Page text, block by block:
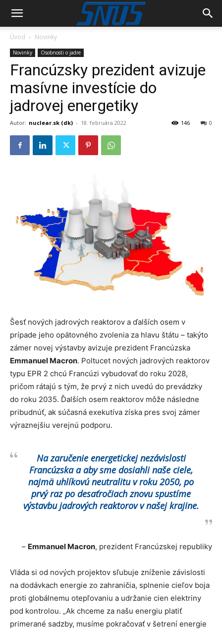
Úvod Novinky
Novinky Osobnosti o jadre
Francúzsky prezident avizuje
masívne investície do
jadrovej energetiky
Autor: nuclear.sk (dk) - 18. februára 2022 0
146
Šesť nových jadrových reaktorov a ďalších osem v
prípade jeho opätovného zvolenia za hlavu štátu – takýto
zámer novej výstavby avizuje prezident Francúzska
Emmanuel Macron. Poltucet nových jadrových reaktorov
typu EPR 2 chcú Francúzi vybudovať do roku 2028,
pričom rátajú s tým, že prvý z nich uvedú do prevádzky
do roku 2035. Ďalších osem reaktorov môže následne
pribudnúť, ak súčasná exekutíva získa pres svoj zámer
výraznejšiu verejnú podporu.
Na zaručenie energetickej nezávislosti
Francúzska a aby sme dosiahli naše ciele,
najmä uhlíkovú neutralitu v roku 2050, po
prvý raz po desaťročiach znovu spustíme
výstavbu jadrových reaktorov v našej krajine.
– Emmanuel Macron, prezident Francúzskej republiky
Vláda si od nových projektov sľubuje zníženie závislosti
na dodávkach energie zo zahraničia, splnenie cieľov boja
proti globálnemu otepľovaniu a udržanie cien elektriny
pod kontrolou. „Ak chceme za našu energiu platiť
primerané sadzby, musíme pokračovať v šetrení energie